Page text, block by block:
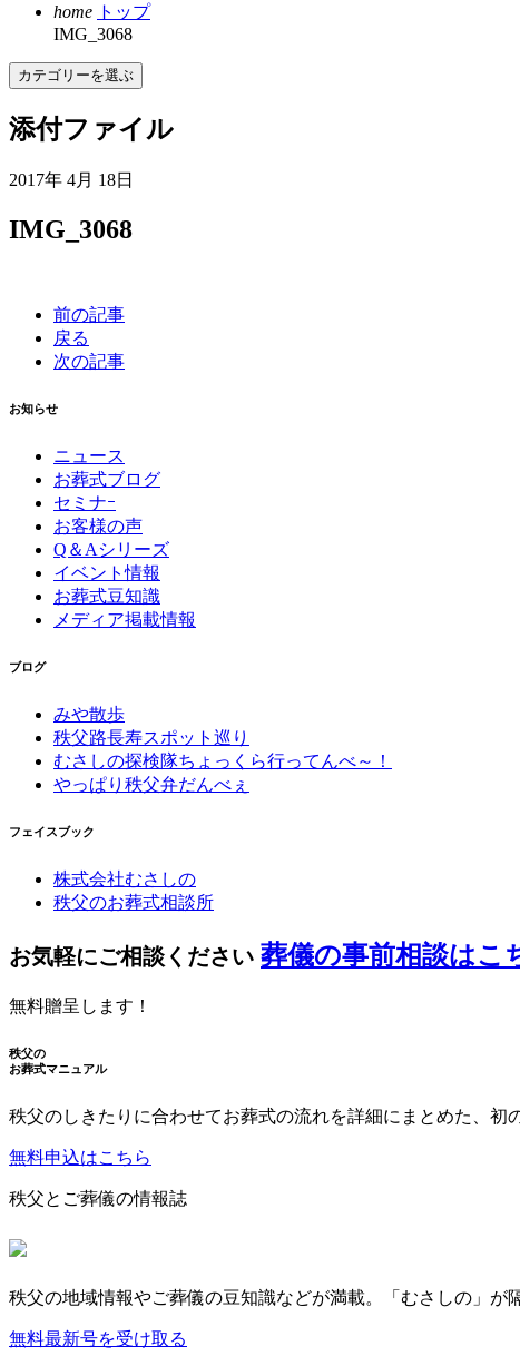
home トップ
IMG_3068
カテゴリーを選ぶ
添付ファイル
2017年 4月 18日
IMG_3068
前の記事
戻る
次の記事
お知らせ
ニュース
お葬式ブログ
セミナｰ
お客様の声
Q＆Aシリーズ
イベント情報
お葬式豆知識
メディア掲載情報
ブログ
みや散歩
秩父路長寿スポット巡り
むさしの探検隊ちょっくら行ってんべ～！
やっぱり秩父弁だんべぇ
フェイスブック
株式会社むさしの
秩父のお葬式相談所
お気軽にご相談ください 葬儀の事前相談はこ
無料贈呈します！
秩父の
お葬式マニュアル
秩父のしきたりに合わせてお葬式の流れを詳細にまとめた、初
無料申込はこちら
秩父とご葬儀の情報誌
秩父の地域情報やご葬儀の豆知識などが満載。「むさしの」が
無料最新号を受け取る